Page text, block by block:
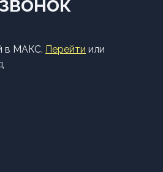
в МАКС. Перейти или